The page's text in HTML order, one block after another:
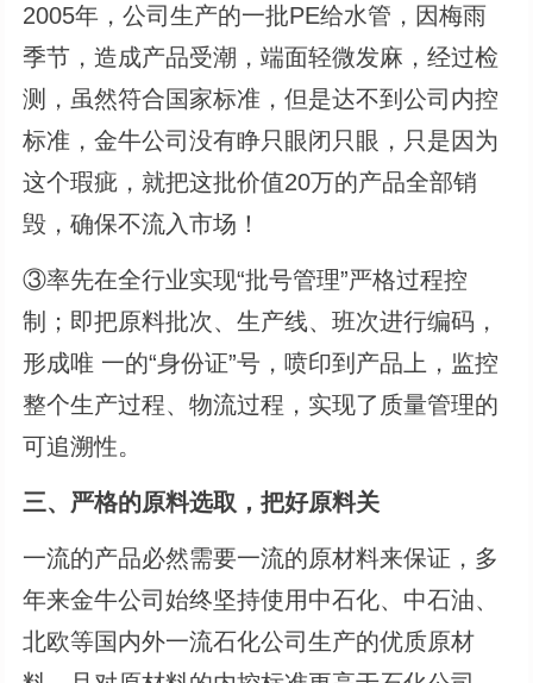
2005年，公司生产的一批PE给水管，因梅雨
季节，造成产品受潮，端面轻微发麻，经过检
测，虽然符合国家标准，但是达不到公司内控
标准，金牛公司没有睁只眼闭只眼，只是因为
这个瑕疵，就把这批价值20万的产品全部销
毁，确保不流入市场！
③率先在全行业实现“批号管理”严格过程控
制；即把原料批次、生产线、班次进行编码，
形成唯 一的“身份证”号，喷印到产品上，监控
整个生产过程、物流过程，实现了质量管理的
可追溯性。
三、严格的原料选取，把好原料关
一流的产品必然需要一流的原材料来保证，多
年来金牛公司始终坚持使用中石化、中石油、
北欧等国内外一流石化公司生产的优质原材